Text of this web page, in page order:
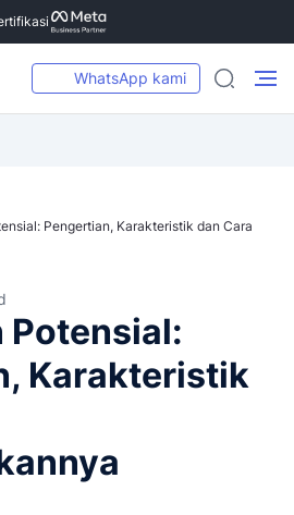
WhatsApp kami
Pengertian, Karakteristik dan Cara
Potensial:
Karakteristik